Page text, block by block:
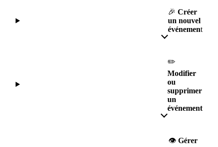
🎉 Créer
un nouvel
événement
✏️
Modifier
ou
supprimer
un
événement
👁 Gérer